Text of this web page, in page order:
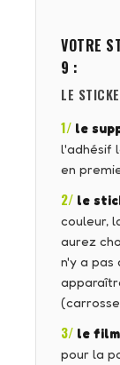
VOTRE
9 :
LE
1/ le
l'adhésif
en
2/ le
couleur,
aurez
n'y a pas
3/ le
pour la